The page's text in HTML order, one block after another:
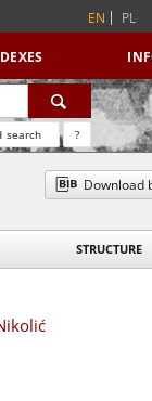
EN PL
search ?
Download
STRUCTURE